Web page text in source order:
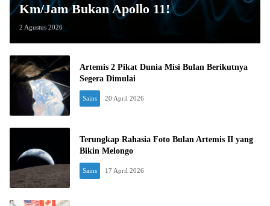
Km/Jam Bukan Apollo 11!
2 Agustus 2026
Artemis 2 Pikat Dunia Misi Bulan Berikutnya
Segera Dimulai
Sains 20 April 2026
Terungkap Rahasia Foto Bulan Artemis II yang
Bikin Melongo
Sains 17 April 2026